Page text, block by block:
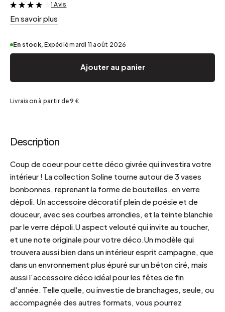
&
1 Avis
En savoir plus
En stock, Expédié mardi 11 août 2026
Ajouter au panier
Livraison à partir de 9 €
Description
Coup de coeur pour cette déco givrée qui investira votre
intérieur ! La collection Soline tourne autour de 3 vases
bonbonnes, reprenant la forme de bouteilles, en verre
dépoli. Un accessoire décoratif plein de poésie et de
douceur, avec ses courbes arrondies, et la teinte blanchie
par le verre dépoli.U aspect velouté qui invite au toucher,
et une note originale pour votre déco.Un modèle qui
trouvera aussi bien dans un intérieur esprit campagne, que
dans un envronnement plus épuré sur un béton ciré, mais
aussi l'accessoire déco idéal pour les fêtes de fin
d'année. Telle quelle, ou investie de branchages, seule, ou
accompagnée des autres formats, vous pourrez